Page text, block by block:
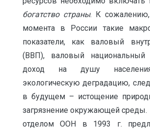
богатство страны. К
момента в России такие
показатели, как валовый
(ВВП), валовый национальный
доход на душу
экологическую деградацию,
в будущем – истощение
загрязнение окружающей среды.
отделом ООН в 1993 г.